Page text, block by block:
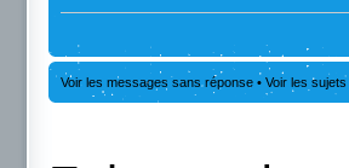
Voir les messages sans réponse • Voir les